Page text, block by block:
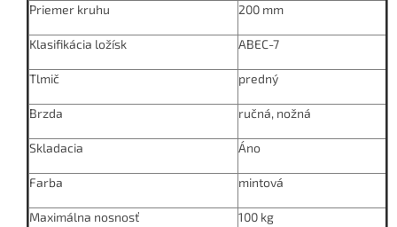
Priemer kruhu 200 mm
Klasifikácia ložísk ABEC-7
Tlmič predný
Brzda ručná, nožná
Skladacia Áno
Farba mintová
Maximálna nosnosť 100 kg